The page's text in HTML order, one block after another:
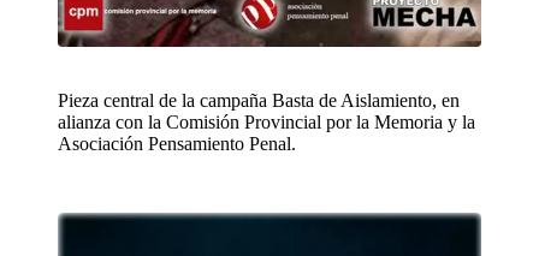
Pieza central de la campaña Basta de Aislamiento, en
alianza con la Comisión Provincial por la Memoria y la
Asociación Pensamiento Penal.